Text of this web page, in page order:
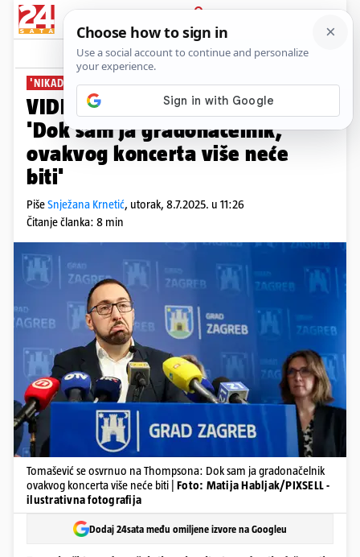
PRIJAVA
News Komentari
'NIKAD VIŠE'
VIDEO Tomašević o Thompsonu:
'Dok sam ja gradonačelnik,
ovakvog koncerta više neće
biti'
PišeSnježana Krnetić, utorak, 8.7.2025. u 11:26
Čitanje članka: 8 min
Tomašević se osvrnuo na Thompsona: Dok sam ja gradonačelnik
ovakvog koncerta više neće biti | Foto: Matija Habljak/PIXSELL -
ilustrativna fotografija
Dodaj 24sata među omiljene izvore na Googleu